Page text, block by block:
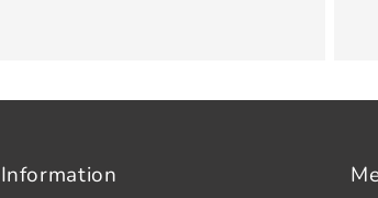
Information